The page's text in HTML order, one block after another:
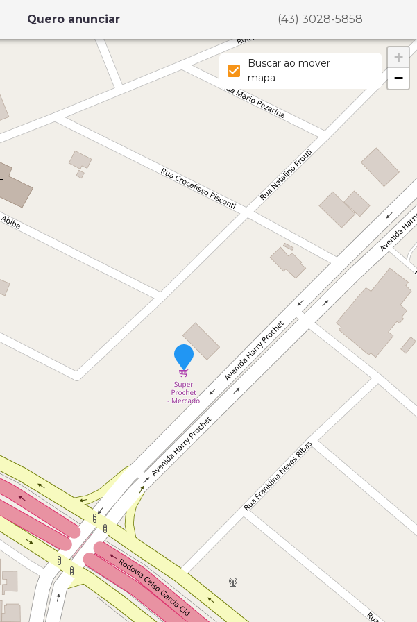
Quero anunciar (43) 3028-5858
+
−
Buscar ao mover
mapa